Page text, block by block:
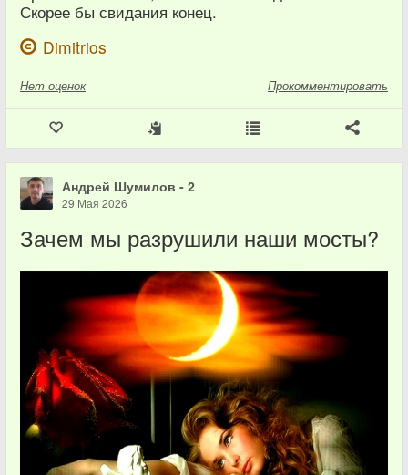
Скорее бы свидания конец.
Dimitrios
Нет оценок Прокомментировать
Андрей Шумилов - 2
29 Мая 2026
Зачем мы разрушили наши мосты?